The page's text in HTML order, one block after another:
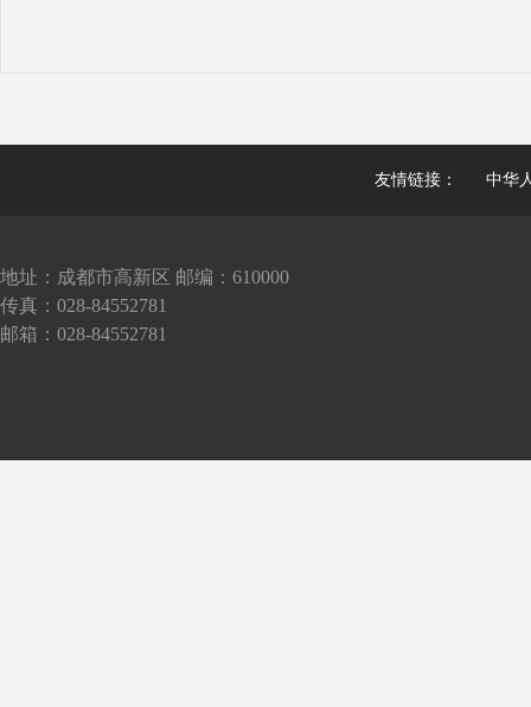
友情链接： 中华
地址：成都市高新区 邮编：610000
传真：028-84552781
邮箱：028-84552781